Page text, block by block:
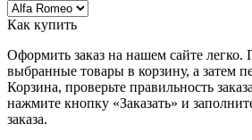
Как купить
Оформить заказ на нашем сайте легко.
выбранные товары в корзину, а затем
Корзина, проверьте правильность
нажмите кнопку «Заказать» и
заказа.